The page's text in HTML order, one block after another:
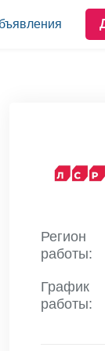
Регион
работы:
График
работы: